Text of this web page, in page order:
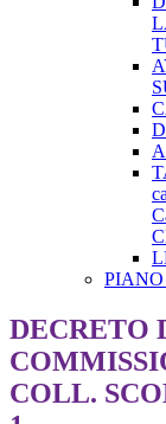
PIANO
DECRETO
COLL.